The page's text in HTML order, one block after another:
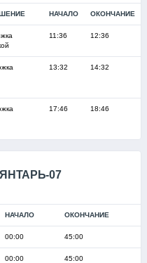
НАЧАЛО ОКОНЧАНИЕ
11:36 12:36
13:32 14:32
17:46 18:46
07
НАЧАЛО ОКОНЧАНИЕ
00:00 45:00
00:00 45:00